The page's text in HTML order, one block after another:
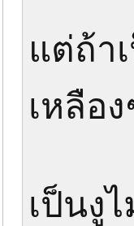
แต่ถ้า
เหลือ
เป็นงู